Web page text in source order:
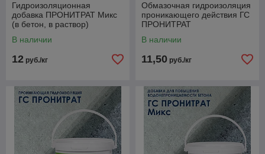
Гидроизоляционная
добавка ПРОНИТРАТ Микс
(в бетон, в раствор)
В наличии
12 руб./кг
Обмазочная гидроизоляция
проникающего действия ГС
ПРОНИТРАТ
В наличии
11,50 руб./кг